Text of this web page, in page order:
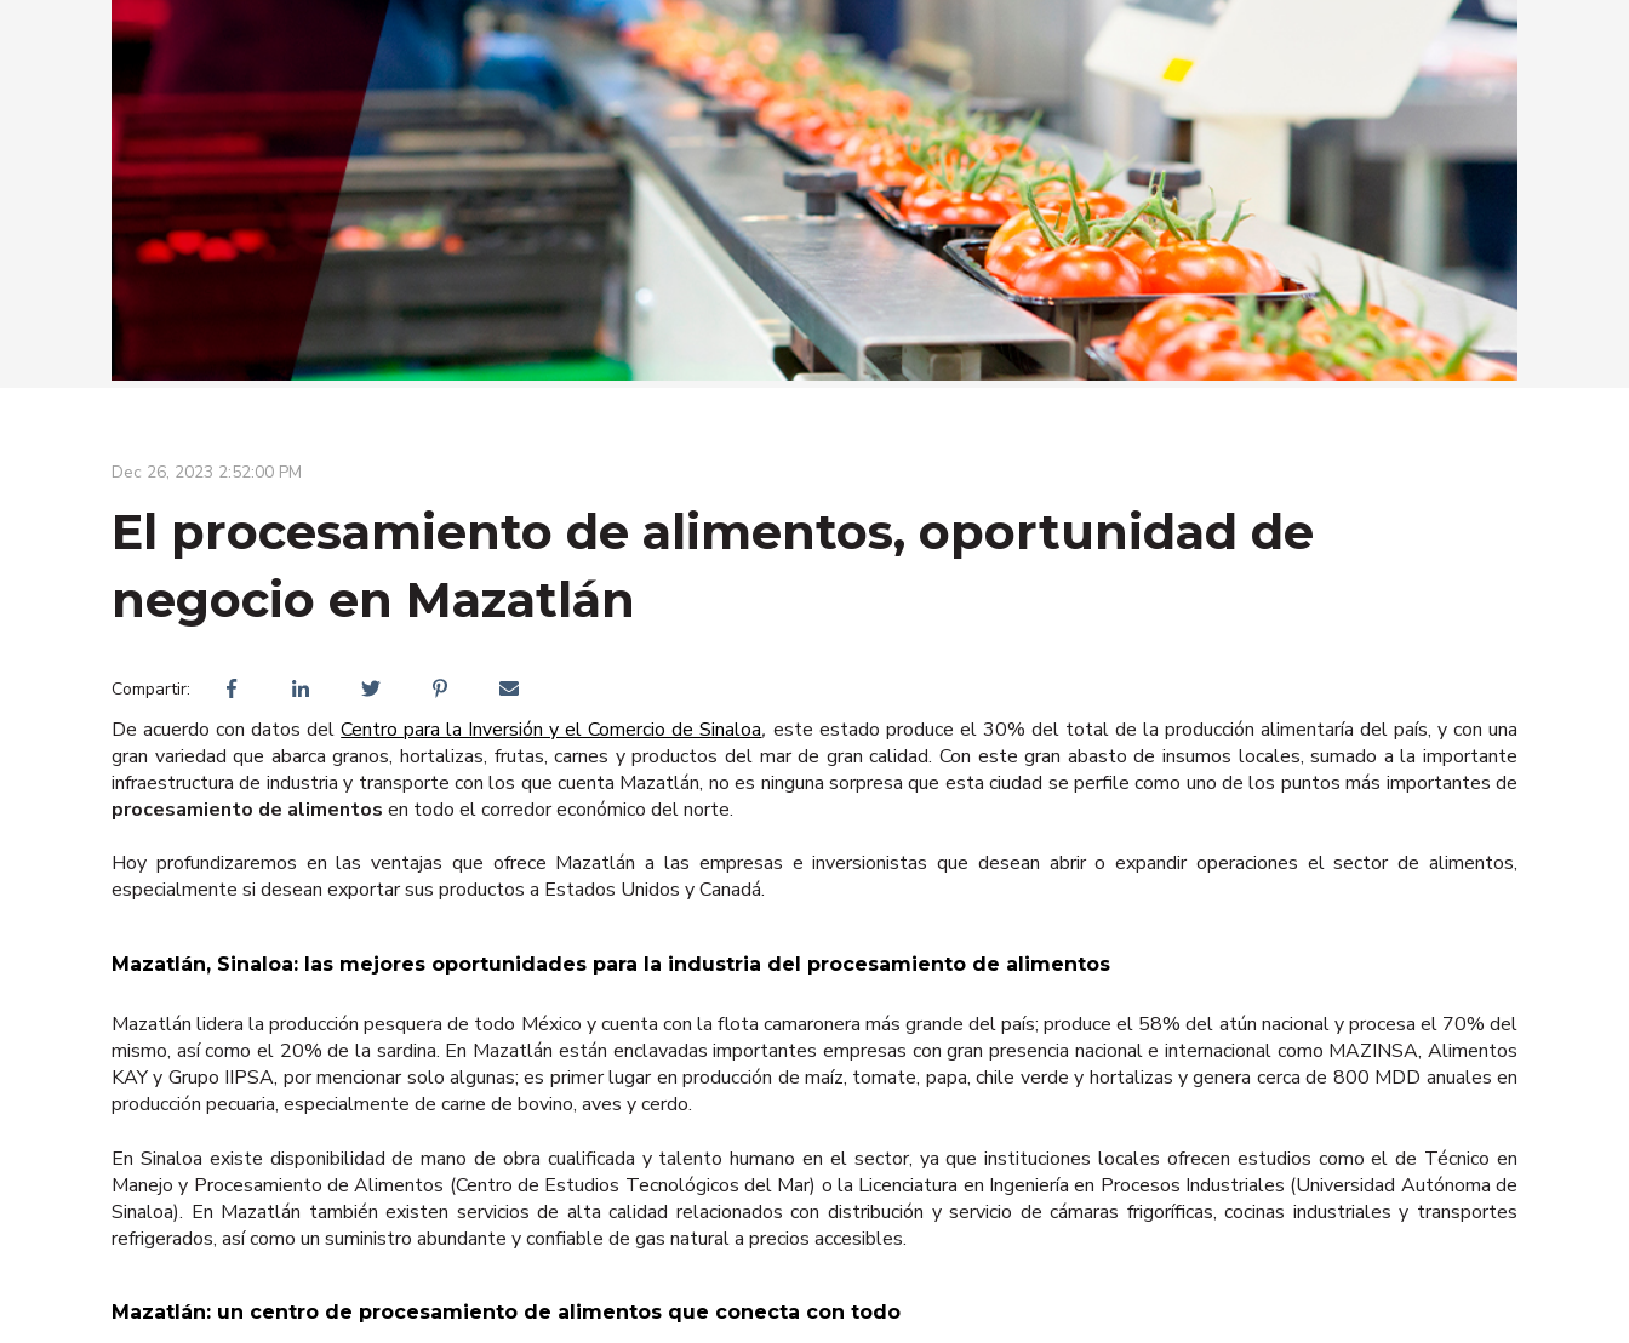
Dec 26, 2023 2:52:00 PM
El procesamiento de alimentos, oportunidad de
negocio en Mazatlán
Compartir:
De acuerdo con datos delCentro para la Inversión y el Comercio de Sinaloa, este estado produce el 30% del total de la producción alimentaría del país, y con una
gran variedad que abarca granos, hortalizas, frutas, carnes y productos del mar de gran calidad. Con este gran abasto de insumos locales, sumado a la importante
infraestructura de industria y transporte con los que cuenta Mazatlán, no es ninguna sorpresa que esta ciudad se perfile como uno de los puntos más importantes de
procesamiento de alimentos en todo el corredor económico del norte.
Hoy profundizaremos en las ventajas que ofrece Mazatlán a las empresas e inversionistas que desean abrir o expandir operaciones el sector de alimentos,
especialmente si desean exportar sus productos a Estados Unidos y Canadá.
Mazatlán, Sinaloa: las mejores oportunidades para la industria del procesamiento de alimentos
Mazatlán lidera la producción pesquera de todo México y cuenta con la flota camaronera más grande del país; produce el 58% del atún nacional y procesa el 70% del
mismo, así como el 20% de la sardina. En Mazatlán están enclavadas importantes empresas con gran presencia nacional e internacional como MAZINSA, Alimentos
KAY y Grupo IIPSA, por mencionar solo algunas; es primer lugar en producción de maíz, tomate, papa, chile verde y hortalizas y genera cerca de 800 MDD anuales en
producción pecuaria, especialmente de carne de bovino, aves y cerdo.
En Sinaloa existe disponibilidad de mano de obra cualificada y talento humano en el sector, ya que instituciones locales ofrecen estudios como el de Técnico en
Manejo y Procesamiento de Alimentos (Centro de Estudios Tecnológicos del Mar) o la Licenciatura en Ingeniería en Procesos Industriales (Universidad Autónoma de
Sinaloa). En Mazatlán también existen servicios de alta calidad relacionados con distribución y servicio de cámaras frigoríficas, cocinas industriales y transportes
refrigerados, así como un suministro abundante y confiable de gas natural a precios accesibles.
Mazatlán: un centro de procesamiento de alimentos que conecta con todo